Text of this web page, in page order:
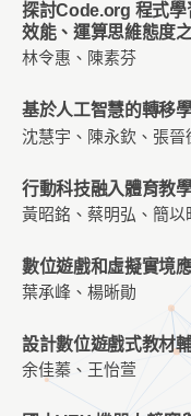
探討Code.org 程式學
效能、運算思維態度
林令惠、陳素芬
基於人工智慧的轉移
沈慧宇、陳永欽、張晉
行動科技融入體育教
黃昭銘、蔡明弘、簡以
數位遊戲和虛擬實境
葉承峰、楊晰勛
設計數位遊戲式教材
余佳蓁、王怡萱